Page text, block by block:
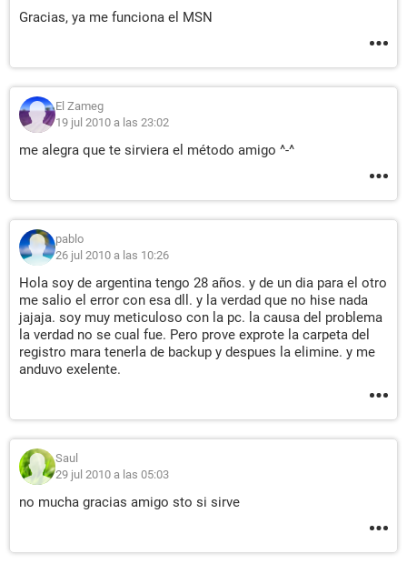
Gracias, ya me funciona el MSN
El Zameg
19 jul 2010 a las 23:02
me alegra que te sirviera el método amigo ^-^
pablo
26 jul 2010 a las 10:26
Hola soy de argentina tengo 28 años. y de un dia para el otro
me salio el error con esa dll. y la verdad que no hise nada
jajaja. soy muy meticuloso con la pc. la causa del problema
la verdad no se cual fue. Pero prove exprote la carpeta del
registro mara tenerla de backup y despues la elimine. y me
anduvo exelente.
Saul
29 jul 2010 a las 05:03
no mucha gracias amigo sto si sirve